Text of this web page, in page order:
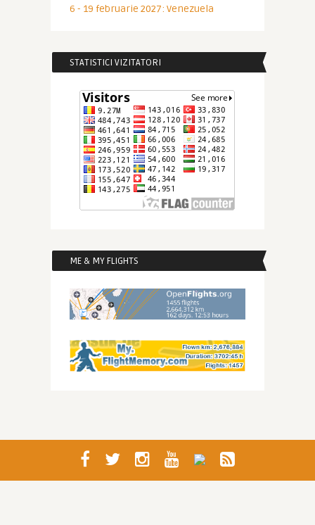
6 - 19 februarie 2027: Venezuela
STATISTICI VIZITATORI
ME & MY FLIGHTS